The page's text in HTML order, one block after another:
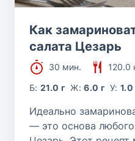
Как
салата Цезарь
30 мин.
120.0
Б:21.0 г Ж:6.0 г У:1.0
Идеально
— это основа любого